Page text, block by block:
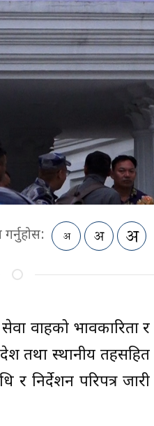
गर्नुहोस:
प्रवाहको प्रभावकारिता र
तथा स्थानीय तहसहित
र निर्देशन परिपत्र जारी